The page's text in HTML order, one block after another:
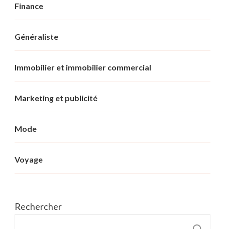
Finance
Généraliste
Immobilier et immobilier commercial
Marketing et publicité
Mode
Voyage
Rechercher